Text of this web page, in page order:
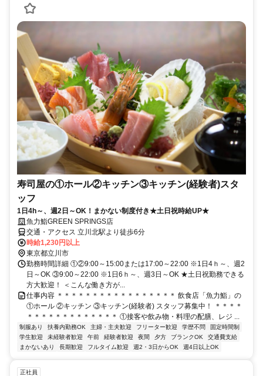
寿司屋の①ホール②キッチン③キッチン(経験者)スタ
ッフ
1日4h～、週2日～OK！まかない制度付き★土日祝時給UP★
魚力鮨GREEN SPRINGS店
交通・アクセス 立川北駅より徒歩6分
時給1,230円以上
東京都立川市
勤務時間詳細 ①②9:00～15:00または17:00～22:00 ※1日4ｈ～、週2
日～OK ③9:00～22:00 ※1日6ｈ～、週3日～OK ★土日祝勤務できる
方大歓迎！ ＜こんな働き方が...
仕事内容 ＊＊＊＊＊＊＊＊＊＊＊＊＊＊＊＊＊ 飲食店「魚力鮨」の
①ホール ②キッチン ③キッチン(経験者) スタッフ募集中！ ＊＊＊＊
＊＊＊＊＊＊＊＊＊＊＊＊＊ ①接客や飲み物・料理の配膳、レジ ...
制服あり 扶養内勤務OK 主婦・主夫歓迎 フリーター歓迎 学歴不問
固定時間制
学生歓迎
未経験者歓迎 午前 経験者歓迎 夜間 夕方 ブランクOK
交通費支給
まかないあり
長期歓迎 フルタイム歓迎 週2・3日からOK 週4日以上OK
正社員